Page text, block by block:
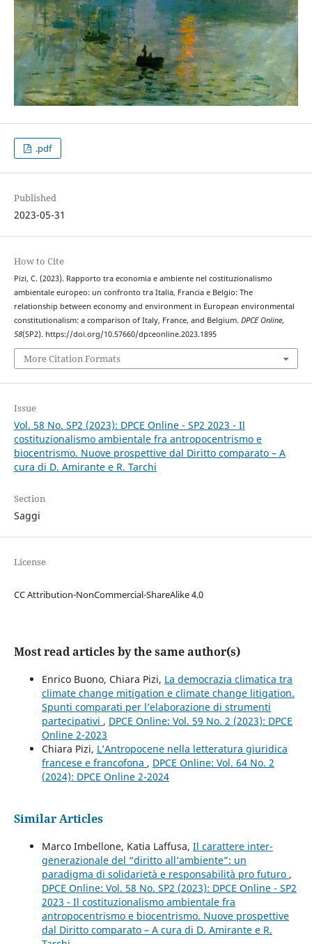
.pdf
Published
2023-05-31
How to Cite
Pizi, C. (2023). Rapporto tra economia e ambiente nel costituzionalismo
ambientale europeo: un confronto tra Italia, Francia e Belgio: The
relationship between economy and environment in European environmental
constitutionalism: a comparison of Italy, France, and Belgium. DPCE Online,
58(SP2). https://doi.org/10.57660/dpceonline.2023.1895
More Citation Formats
Issue
Vol. 58 No. SP2 (2023): DPCE Online - SP2 2023 - Il
costituzionalismo ambientale fra antropocentrismo e
biocentrismo. Nuove prospettive dal Diritto comparato – A
cura di D. Amirante e R. Tarchi
Section
Saggi
License
CC Attribution-NonCommercial-ShareAlike 4.0
Most read articles by the same author(s)
Enrico Buono, Chiara Pizi, La democrazia climatica tra
climate change mitigation e climate change litigation.
Spunti comparati per l’elaborazione di strumenti
partecipativi , DPCE Online: Vol. 59 No. 2 (2023): DPCE
Online 2-2023
Chiara Pizi, L’Antropocene nella letteratura giuridica
francese e francofona , DPCE Online: Vol. 64 No. 2
(2024): DPCE Online 2-2024
Similar Articles
Marco Imbellone, Katia Laffusa, Il carattere inter-
generazionale del “diritto all’ambiente”: un
paradigma di solidarietà e responsabilità pro futuro ,
DPCE Online: Vol. 58 No. SP2 (2023): DPCE Online - SP2
2023 - Il costituzionalismo ambientale fra
antropocentrismo e biocentrismo. Nuove prospettive
dal Diritto comparato – A cura di D. Amirante e R.